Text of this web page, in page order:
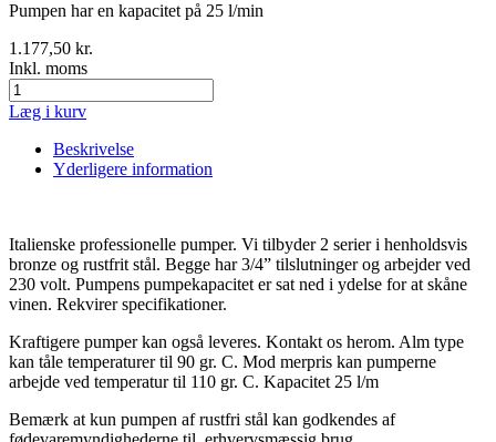
Pumpen har en kapacitet på 25 l/min
1.177,50 kr.
Inkl. moms
Læg i kurv
Beskrivelse
Yderligere information
Italienske professionelle pumper. Vi tilbyder 2 serier i henholdsvis
bronze og rustfrit stål. Begge har 3/4” tilslutninger og arbejder ved
230 volt. Pumpens pumpekapacitet er sat ned i ydelse for at skåne
vinen. Rekvirer specifikationer.
Kraftigere pumper kan også leveres. Kontakt os herom. Alm type
kan tåle temperaturer til 90 gr. C. Mod merpris kan pumperne
arbejde ved temperatur til 110 gr. C. Kapacitet 25 l/m
Bemærk at kun pumpen af rustfri stål kan godkendes af